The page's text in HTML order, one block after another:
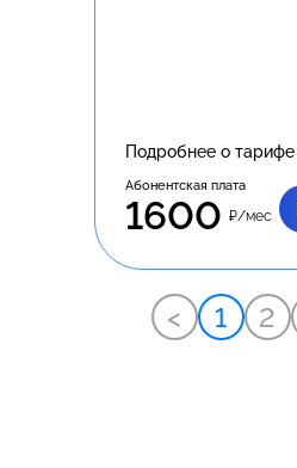
Подробнее о тарифе
Абонентская плата
1600 ₽/мес
< 1 2